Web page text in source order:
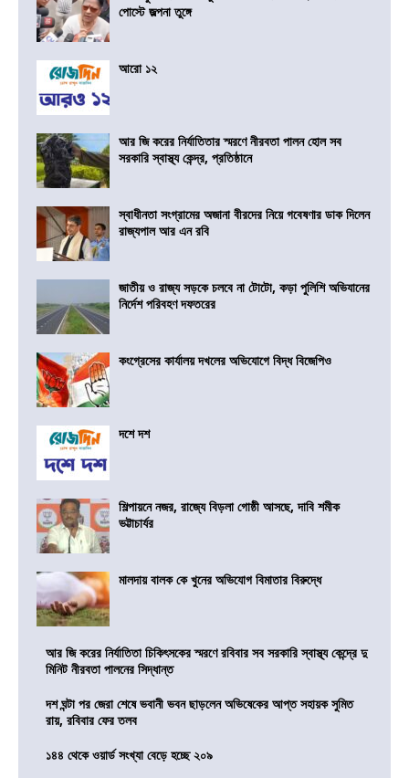
পোস্টে জল্পনা তুঙ্গে
আরো ১২
আর জি করের নির্যাতিতার স্মরণে নীরবতা পালন হোল সব
সরকারি স্বাস্থ্য কেন্দ্র, প্রতিষ্ঠানে
স্বাধীনতা সংগ্রামের অজানা বীরদের নিয়ে গবেষণার ডাক দিলেন
রাজ্যপাল আর এন রবি
জাতীয় ও রাজ্য সড়কে চলবে না টোটো, কড়া পুলিশি অভিযানের
নির্দেশ পরিবহণ দফতরের
কংগ্রেসের কার্যালয় দখলের অভিযোগে বিদ্ধ বিজেপিও
দশে দশ
শিল্পায়নে নজর, রাজ্যে বিড়লা গোষ্ঠী আসছে, দাবি শমীক
ভট্টাচার্যর
মালদায় বালক কে খুনের অভিযোগ বিমাতার বিরুদ্ধে
আর জি করের নির্যাতিতা চিকিৎসকের স্মরণে রবিবার সব সরকারি স্বাস্থ্য কেন্দ্রে দু
মিনিট নীরবতা পালনের সিদ্ধান্ত
দশ ঘন্টা পর জেরা শেষে ভবানী ভবন ছাড়লেন অভিষেকের আপ্ত সহায়ক সুমিত
রায়, রবিবার ফের তলব
১৪৪ থেকে ওয়ার্ড সংখ্যা বেড়ে হচ্ছে ২০৯